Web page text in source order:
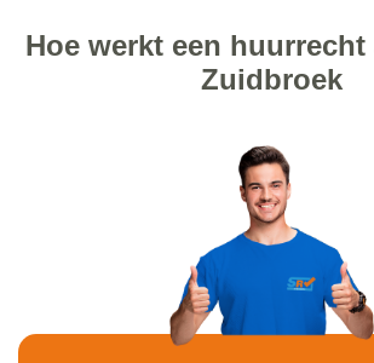
Hoe werkt een huurrecht
Zuidbroek